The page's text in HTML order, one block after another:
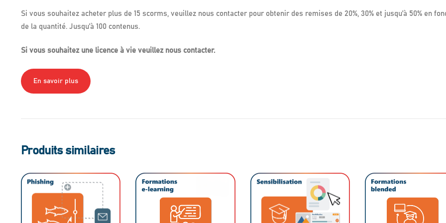
Si vous souhaitez acheter plus de 15 scorms, veuillez nous contacter pour obtenir des remises de 20%, 30% et jusqu’à 50% en
de la quantité. Jusqu’à 100 contenus.
Si vous souhaitez une licence à vie veuillez nous contacter.
En savoir plus
Produits similaires